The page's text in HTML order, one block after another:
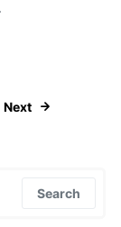
Next
Search